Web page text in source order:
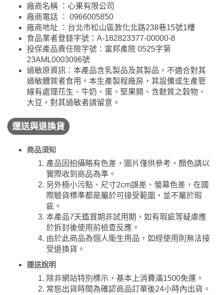
廠商名稱 ：心果有限公司
廠商電話 ： 0966005850
廠商地址 ：台北市松山區敦化北路238巷15號1樓
食品業者登錄字號：A-182823377-00000-8
投保產品責任險字號：富邦產險 0525字第
23AML0003096號
過敏原資訊：本產品含乳製品及其製品，不適合對其
過敏體質者食用。本生產製程廠房，其設備或生產管
線有處理花生、牛奶、蛋、堅果類、含麩質之穀物、
大豆，對其過敏者請留意。
運送與退換貨
商品須知
產品因拍攝略有色差，圖片僅供參考，顏色請以
實際收到商品為準。
另外極小污點、尺寸2cm誤差、螢幕色差，在國
際驗貨標準都是屬於可接受範圍，並不屬於瑕
疵。
本產品7天鑑賞期非試用期，如有瑕疵等疑慮應
於拆封後使用前檢查反應。
由於此商品為個人衛生用品，如經使用則無法接
受退換貨。
運送說明
除非網站特別標示，基本上消費滿1500免運。
常態出貨時間為確認商品訂單後24小時內出貨。